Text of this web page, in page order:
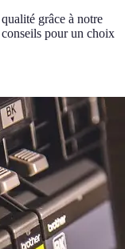
grâce à notre
pour un choix